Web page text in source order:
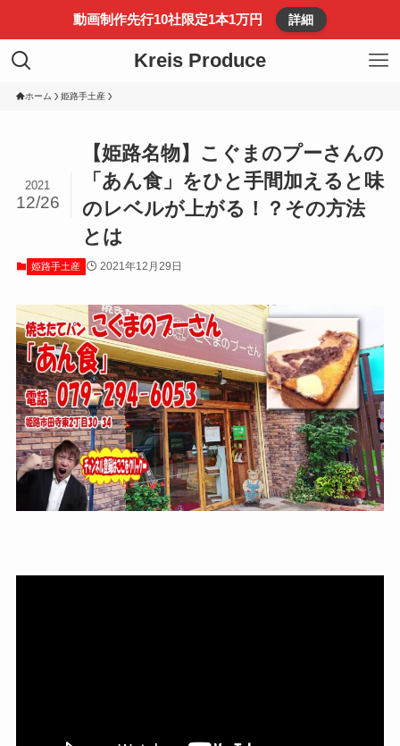
動画制作先行10社限定1本1万円 詳細
Kreis Produce
ホーム 姫路手土産
【姫路名物】こぐまのプーさんの
「あん食」をひと手間加えると味
のレベルが上がる！？その方法
とは
2021
12/26
姫路手土産 2021年12月29日